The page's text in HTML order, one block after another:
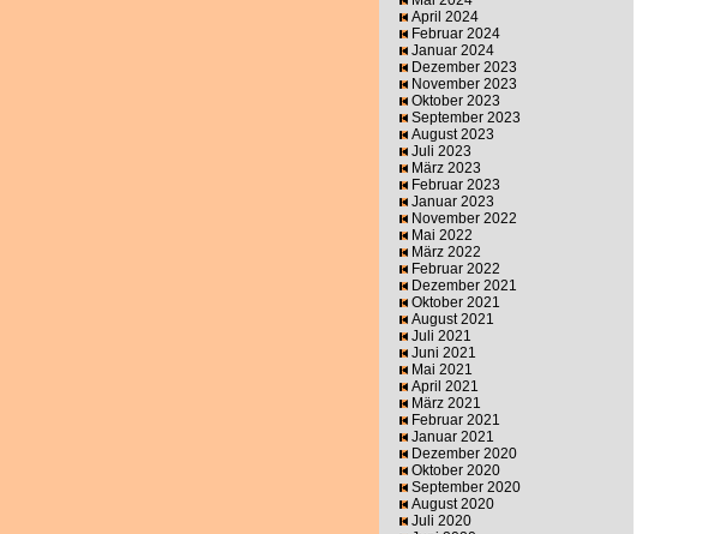
April 2024
Februar 2024
Januar 2024
Dezember 2023
November 2023
Oktober 2023
September 2023
August 2023
Juli 2023
März 2023
Februar 2023
Januar 2023
November 2022
Mai 2022
März 2022
Februar 2022
Dezember 2021
Oktober 2021
August 2021
Juli 2021
Juni 2021
Mai 2021
April 2021
März 2021
Februar 2021
Januar 2021
Dezember 2020
Oktober 2020
September 2020
August 2020
Juli 2020